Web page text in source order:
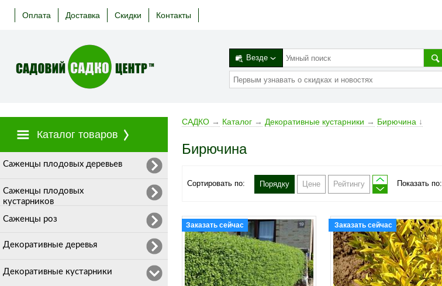
Оплата Доставка Скидки Контакты
Везде
Каталог товаров
Cаженцы плодовых деревьев
Саженцы плодовых
кустарников
Саженцы роз
Декоративные деревья
Декоративные кустарники
САДКО → Каталог → Декоративные кустарники → Бирючина ↓
Бирючина
Сортировать по: Порядку Цене Рейтингу Показать по:
Заказать сейчас Заказать сейчас